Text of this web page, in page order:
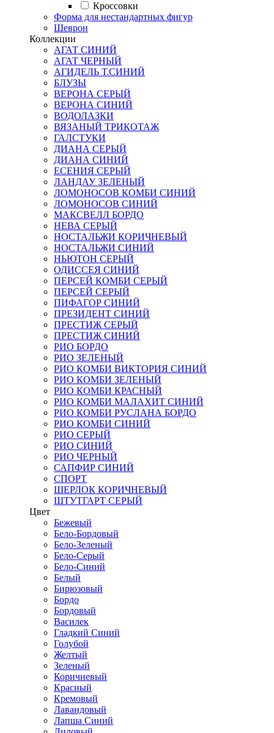
Кроссовки
Форма для нестандартных фигур
Шеврон
Коллекции
АГАТ СИНИЙ
АГАТ ЧЕРНЫЙ
АГИДЕЛЬ Т.СИНИЙ
БЛУЗЫ
ВЕРОНА СЕРЫЙ
ВЕРОНА СИНИЙ
ВОДОЛАЗКИ
ВЯЗАНЫЙ ТРИКОТАЖ
ГАЛСТУКИ
ДИАНА СЕРЫЙ
ДИАНА СИНИЙ
ЕСЕНИЯ СЕРЫЙ
ЛАНДАУ ЗЕЛЕНЫЙ
ЛОМОНОСОВ КОМБИ СИНИЙ
ЛОМОНОСОВ СИНИЙ
МАКСВЕЛЛ БОРДО
НЕВА СЕРЫЙ
НОСТАЛЬЖИ КОРИЧНЕВЫЙ
НОСТАЛЬЖИ СИНИЙ
НЬЮТОН СЕРЫЙ
ОДИССЕЯ СИНИЙ
ПЕРСЕЙ КОМБИ СЕРЫЙ
ПЕРСЕЙ СЕРЫЙ
ПИФАГОР СИНИЙ
ПРЕЗИДЕНТ СИНИЙ
ПРЕСТИЖ СЕРЫЙ
ПРЕСТИЖ СИНИЙ
РИО БОРДО
РИО ЗЕЛЕНЫЙ
РИО КОМБИ ВИКТОРИЯ СИНИЙ
РИО КОМБИ ЗЕЛЕНЫЙ
РИО КОМБИ КРАСНЫЙ
РИО КОМБИ МАЛАХИТ СИНИЙ
РИО КОМБИ РУСЛАНА БОРДО
РИО КОМБИ СИНИЙ
РИО СЕРЫЙ
РИО СИНИЙ
РИО ЧЕРНЫЙ
САПФИР СИНИЙ
СПОРТ
ШЕРЛОК КОРИЧНЕВЫЙ
ШТУТГАРТ СЕРЫЙ
Цвет
Бежевый
Бело-Бордовый
Бело-Зеленый
Бело-Серый
Бело-Синий
Белый
Бирюзовый
Бордо
Бордовый
Василек
Гладкий Синий
Голубой
Желтый
Зеленый
Коричневый
Красный
Кремовый
Лавандовый
Лапша Синий